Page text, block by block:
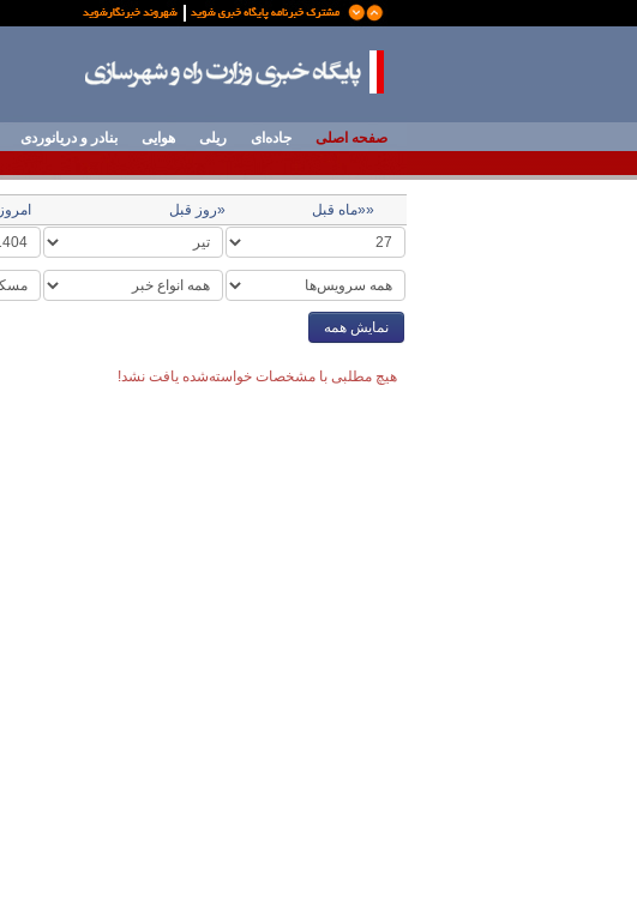
صفحه اصلی جاده‌ای ریلی هوایی بنادر و دریانوردی
««ماه قبل «روز قبل امروز
نمایش همه
هیچ مطلبی با مشخصات خواسته‌شده یافت نشد!